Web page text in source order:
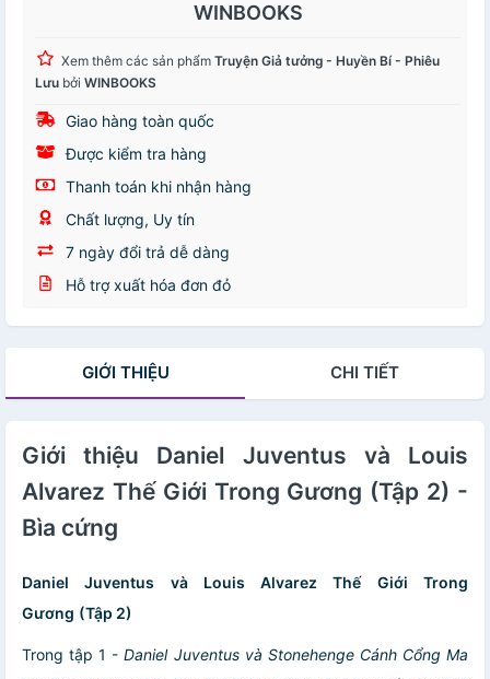
WINBOOKS
Xem thêm các sản phẩm Truyện Giả tưởng - Huyền Bí - Phiêu
Lưu bởi WINBOOKS
Giao hàng toàn quốc
Được kiểm tra hàng
Thanh toán khi nhận hàng
Chất lượng, Uy tín
7 ngày đổi trả dễ dàng
Hỗ trợ xuất hóa đơn đỏ
GIỚI THIỆU CHI TIẾT
Giới thiệu Daniel Juventus và Louis
Alvarez Thế Giới Trong Gương (Tập 2) -
Bìa cứng
Daniel Juventus và Louis Alvarez Thế Giới Trong
Gương (Tập 2)
Trong tập 1 -Daniel Juventus và Stonehenge Cánh Cổng Ma